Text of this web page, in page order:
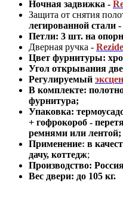
Ночная задвижка -
Защита от снятия
легированной стали
Петли: 3 шт. на
Дверная ручка -
Цвет фурнитуры:
Угол открывания
Регулируемый
В комплекте:
фурнитура;
Упаковка:
+ гофрокороб -
ремнями или лентой;
Применение: в
дачу, коттедж;
Производство:
Вес двери: до 105 кг.